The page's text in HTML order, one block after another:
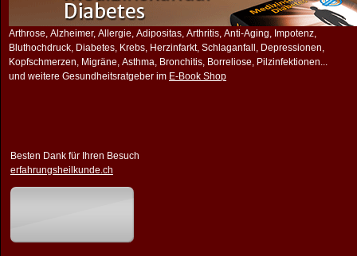
Arthrose, Alzheimer, Allergie, Adipositas, Arthritis, Anti-Aging, Impotenz,
Bluthochdruck, Diabetes, Krebs, Herzinfarkt, Schlaganfall, Depressionen,
Kopfschmerzen, Migräne, Asthma, Bronchitis, Borreliose, Pilzinfektionen...
und weitere Gesundheitsratgeber im E-Book Shop
Besten Dank für Ihren Besuch
erfahrungsheilkunde.ch